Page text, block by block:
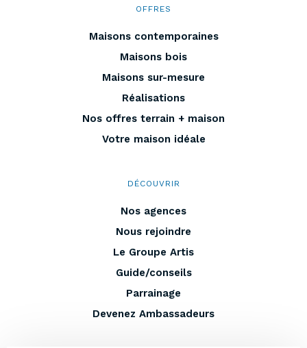
OFFRES
Maisons contemporaines
Maisons bois
Maisons sur-mesure
Réalisations
Nos offres terrain + maison
Votre maison idéale
DÉCOUVRIR
Nos agences
Nous rejoindre
Le Groupe Artis
Guide/conseils
Parrainage
Devenez Ambassadeurs